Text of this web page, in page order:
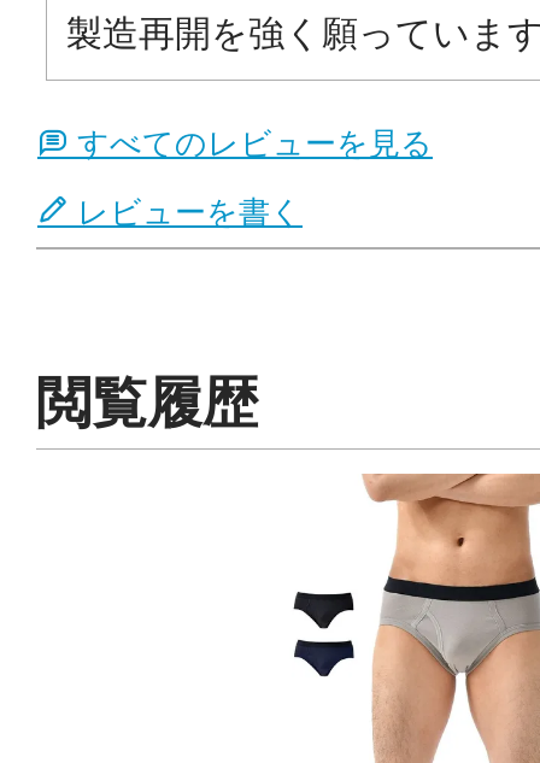
製造再開を強く願っていま
すべてのレビューを見る
レビューを書く
閲覧履歴